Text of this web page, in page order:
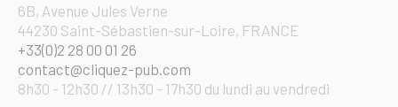
6B, Avenue Jules Verne
44230 Saint-Sébastien-sur-Loire, FRANCE
+33(0)2 28 00 01 26
contact@cliquez-pub.com
8h30 - 12h30 // 13h30 - 17h30 du lundi au vendredi